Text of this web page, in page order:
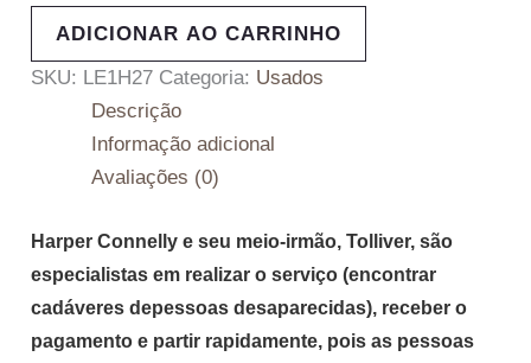
ADICIONAR AO CARRINHO
SKU: LE1H27 Categoria: Usados
Descrição
Informação adicional
Avaliações (0)
Harper Connelly e seu meio-irmão, Tolliver, são
especialistas em realizar o serviço (encontrar
cadáveres depessoas desaparecidas), receber o
pagamento e partir rapidamente, pois as pessoas